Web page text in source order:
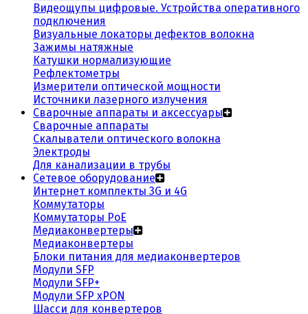
Видеощупы цифровые. Устройства оперативного
подключения
Визуальные локаторы дефектов волокна
Зажимы натяжные
Катушки нормализующие
Рефлектометры
Измерители оптической мощности
Источники лазерного излучения
Сварочные аппараты и аксессуары
Сварочные аппараты
Скалыватели оптического волокна
Электроды
Для канализации в трубы
Сетевое оборудование
Интернет комплекты 3G и 4G
Коммутаторы
Коммутаторы PoE
Медиаконвертеры
Медиаконвертеры
Блоки питания для медиаконвертеров
Модули SFP
Модули SFP+
Модули SFP xPON
Шасси для конвертеров